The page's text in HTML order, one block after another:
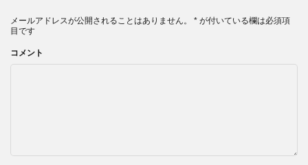
メールアドレスが公開されることはありません。 * が付いている欄は必須項
目です
コメント